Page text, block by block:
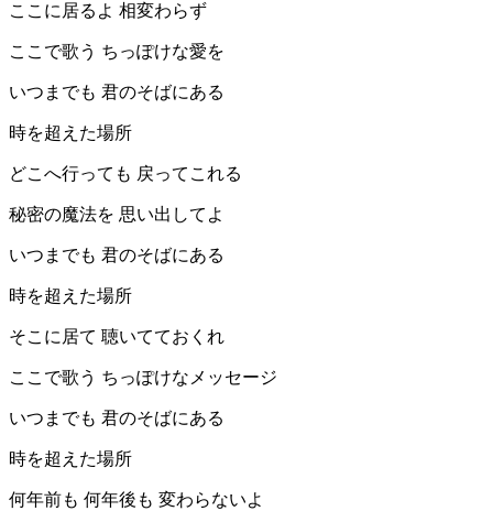
ここに居るよ 相変わらず
ここで歌う ちっぽけな愛を
いつまでも 君のそばにある
時を超えた場所
どこへ行っても 戻ってこれる
秘密の魔法を 思い出してよ
いつまでも 君のそばにある
時を超えた場所
そこに居て 聴いてておくれ
ここで歌う ちっぽけなメッセージ
いつまでも 君のそばにある
時を超えた場所
何年前も 何年後も 変わらないよ